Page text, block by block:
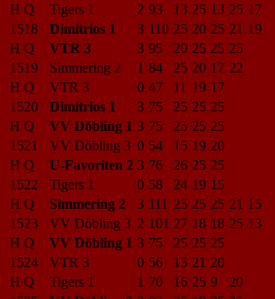
H Q
Tigers 1 2 93 13 25 13 25 17
1518
Dimitrios 1 3 110 25 20 25 21 19
H Q
VTR 3 3 95 20 25 25 25
1519
Simmering 2 1 84 25 20 17 22
H Q
VTR 3 0 47 11 19 17
1520
Dimitrios 1 3 75 25 25 25
H Q
VV Döbling 1 3 75 25 25 25
1521
VV Döbling 3 0 54 15 19 20
H Q
U-Favoriten 2 3 76 26 25 25
1522
Tigers 1 0 58 24 19 15
H Q
Simmering 2 3 111 25 25 25 21 15
1523
VV Döbling 3 2 101 27 18 18 25 13
H Q
VV Döbling 1 3 75 25 25 25
1524
VTR 3 0 56 15 21 20
H Q
Tigers 1 1 70 16 25 9
20